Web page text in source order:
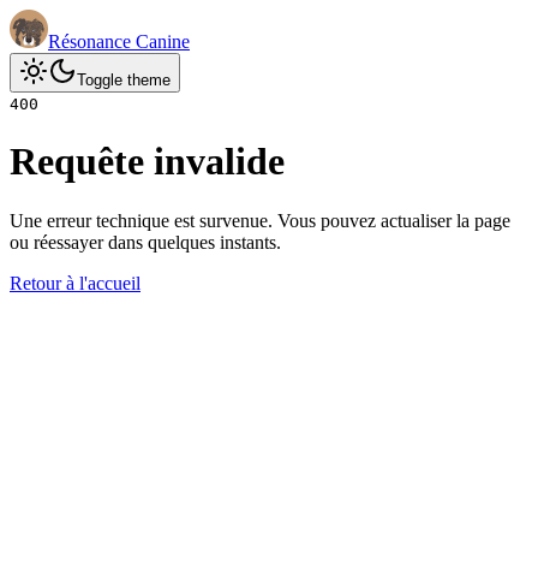
Résonance Canine
Toggle theme
400
Requête invalide
Une erreur technique est survenue. Vous pouvez actualiser la page
ou réessayer dans quelques instants.
Retour à l'accueil